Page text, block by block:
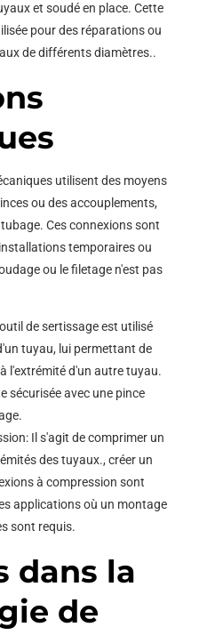
et soudé en place. Cette
pour des réparations ou
de différents diamètres..
utilisent des moyens
ou des accouplements,
Ces connexions sont
temporaires ou
ou le filetage n'est pas
de sertissage est utilisé
tuyau, lui permettant de
l'extrémité d'un autre tuyau.
sécurisée avec une pince
Il s'agit de comprimer un
des tuyaux., créer un
à compression sont
applications où un montage
sont requis.
dans la
de